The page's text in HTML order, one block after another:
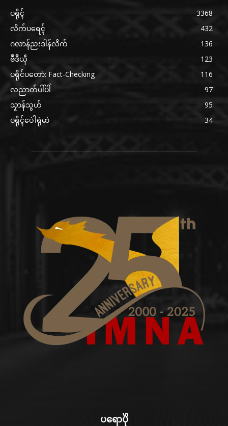
ပရိုၚ်
3368
လိက်ပရေၚ်
432
ဂလာန်ညးဒါန်လိက်
136
ဗဳဒဳယဵု
123
ပရိုင်ပတောံ: Fact-Checking
116
လညာတ်ပါ်ပါဲ
97
သၟာန်သွဟ်
95
ပရိုၚ်ပေဲါရုဲမာဲ
34
ပရောပိုဲ